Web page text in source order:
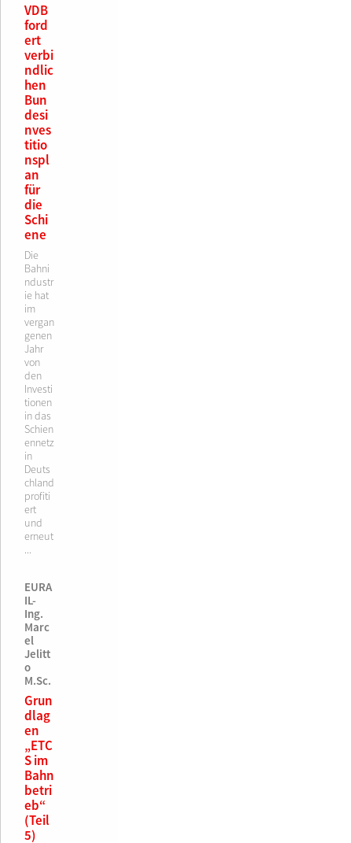
VDB
ford
ert
verbi
ndlic
hen
Bun
desi
nves
titio
nspl
an
für
die
Schi
ene
Die
Bahni
ndustr
ie hat
im
vergan
genen
Jahr
von
den
Investi
tionen
in das
Schien
ennetz
in
Deuts
chland
profiti
ert
und
erneut
...
EURA
IL-
Ing.
Marc
el
Jelitt
o
M.Sc.
Grun
dlag
en
„ETC
S im
Bahn
betri
eb“
(Teil
5)